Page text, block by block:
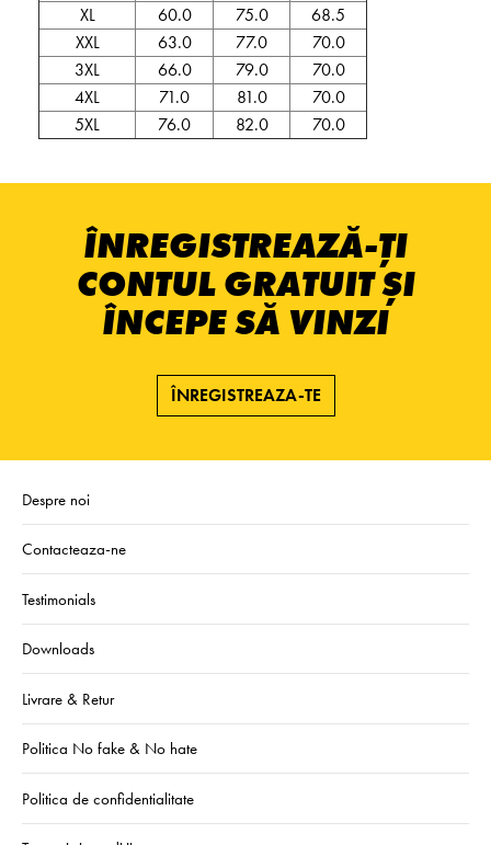
XL
60.0 75.0
68.5
XXL
63.0 77.0
70.0
3XL
66.0 79.0
70.0
4XL
71.0 81.0
70.0
5XL
76.0 82.0 70.0
ÎNREGISTREAZĂ-ȚI
CONTUL GRATUIT ȘI
ÎNCEPE SĂ VINZI
ÎNREGISTREAZA-TE
Despre noi
Contacteaza-ne
Testimonials
Downloads
Livrare & Retur
Politica No fake & No hate
Politica de confidentialitate